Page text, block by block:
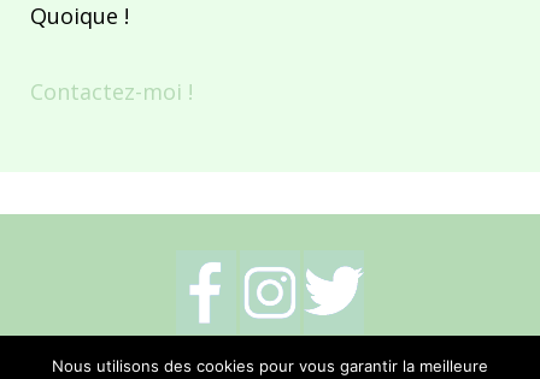
Quoique !
Contactez-moi !
Mentions légales- Politique de cookies-
Nous utilisons des cookies pour vous garantir la meilleure